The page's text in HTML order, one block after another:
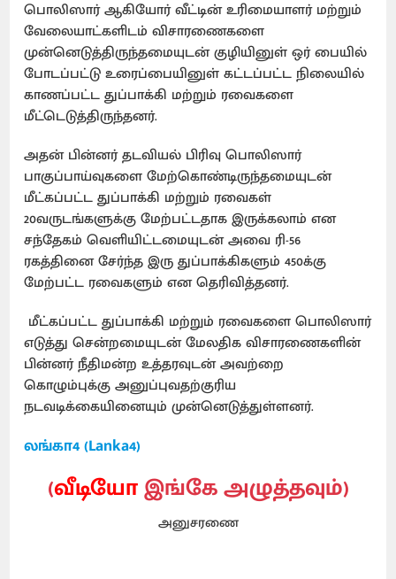
பொலிஸார் ஆகியோர் வீட்டின் உரிமையாளர் மற்றும்
வேலையாட்களிடம் விசாரணைகளை
முன்னெடுத்திருந்தமையுடன் குழியினுள் ஒர் பையில்
போடப்பட்டு உரைப்பையினுள் கட்டப்பட்ட நிலையில்
காணப்பட்ட துப்பாக்கி மற்றும் ரவைகளை
மீட்டெடுத்திருந்தனர்.
அதன் பின்னர் தடவியல் பிரிவு பொலிஸார்
பாகுப்பாய்வுகளை மேற்கொண்டிருந்தமையுடன்
மீட்கப்பட்ட துப்பாக்கி மற்றும் ரவைகள்
20வருடங்களுக்கு மேற்பட்டதாக இருக்கலாம் என
சந்தேகம் வெளியிட்டமையுடன் அவை ரி-56
ரகத்தினை சேர்ந்த இரு துப்பாக்கிகளும் 450க்கு
மேற்பட்ட ரவைகளும் என தெரிவித்தனர்.
மீட்கப்பட்ட துப்பாக்கி மற்றும் ரவைகளை பொலிஸார்
எடுத்து சென்றமையுடன் மேலதிக விசாரணைகளின்
பின்னர் நீதிமன்ற உத்தரவுடன் அவற்றை
கொழும்புக்கு அனுப்புவதற்குரிய
நடவடிக்கையினையும் முன்னெடுத்துள்ளனர்.
லங்கா4 (Lanka4)
(வீடியோஇங்கே அழுத்தவும்)
அனுசரணை